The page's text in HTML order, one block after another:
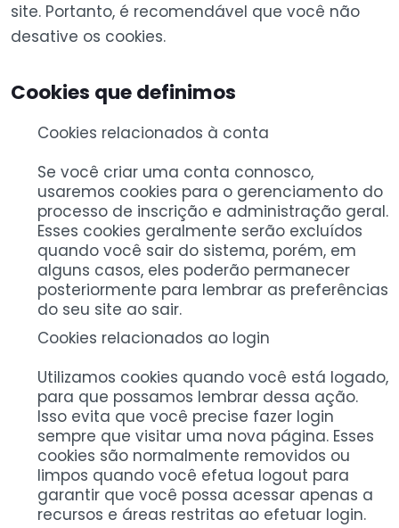
site. Portanto, é recomendável que você não
desative os cookies.
Cookies que definimos
Cookies relacionados à conta
Se você criar uma conta connosco,
usaremos cookies para o gerenciamento do
processo de inscrição e administração geral.
Esses cookies geralmente serão excluídos
quando você sair do sistema, porém, em
alguns casos, eles poderão permanecer
posteriormente para lembrar as preferências
do seu site ao sair.
Cookies relacionados ao login
Utilizamos cookies quando você está logado,
para que possamos lembrar dessa ação.
Isso evita que você precise fazer login
sempre que visitar uma nova página. Esses
cookies são normalmente removidos ou
limpos quando você efetua logout para
garantir que você possa acessar apenas a
recursos e áreas restritas ao efetuar login.